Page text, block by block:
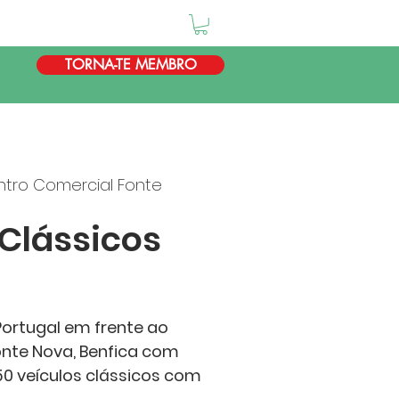
TORNA-TE MEMBRO
Comercial Fonte
em frente ao
Nova, Benfica com
veículos clássicos com